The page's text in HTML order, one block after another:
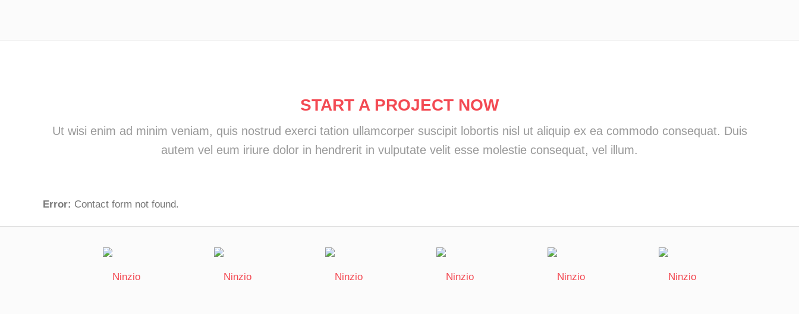
START A PROJECT NOW
Ut wisi enim ad minim veniam, quis nostrud exerci tation ullamcorper suscipit lobortis nisl ut aliquip ex ea commodo consequat. Duis
autem vel eum iriure dolor in hendrerit in vulputate velit esse molestie consequat, vel illum.
Error: Contact form not found.